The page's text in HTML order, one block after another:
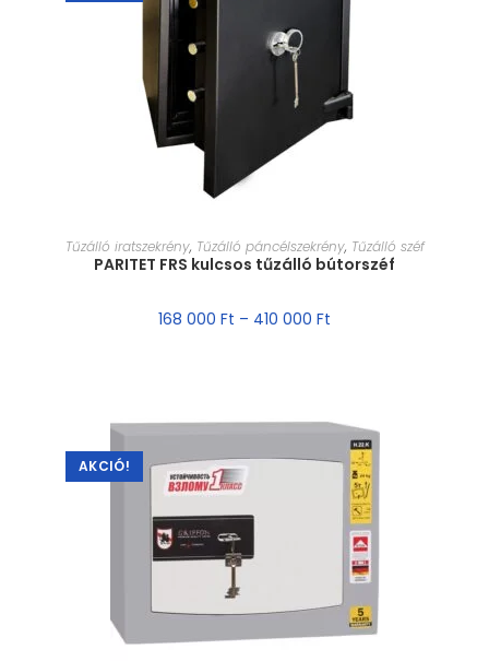
MÉRET VÁLASZTÁSA
Tűzálló iratszekrény, Tűzálló páncélszekrény, Tűzálló széf
PARITET FRS kulcsos tűzálló bútorszéf
168 000 Ft – 410 000 Ft
AKCIÓ!